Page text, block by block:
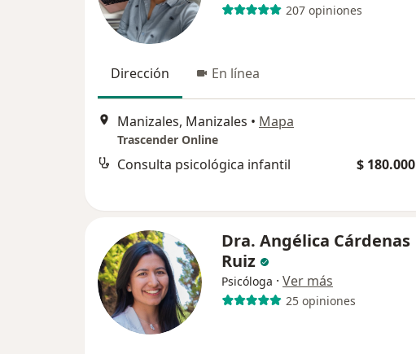
207 opiniones
Dirección En línea
Manizales, Manizales • Mapa
Trascender Online
Consulta psicológica infantil $ 180.000
Dra. Angélica Cárdenas
Ruiz
Psicóloga · Ver más
25 opiniones